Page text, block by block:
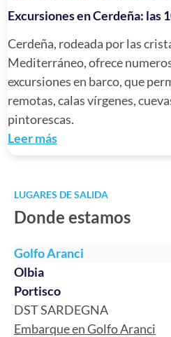
Excursiones en Cerdeña: las
Cerdeña, rodeada por las
Mediterráneo, ofrece
excursiones en barco, que
remotas, calas vírgenes,
pintorescas.
Leer más
LUGARES DE SALIDA
Donde estamos
Golfo Aranci
Olbia
Portisco
DST SARDEGNA
Embarque en Golfo Aranci